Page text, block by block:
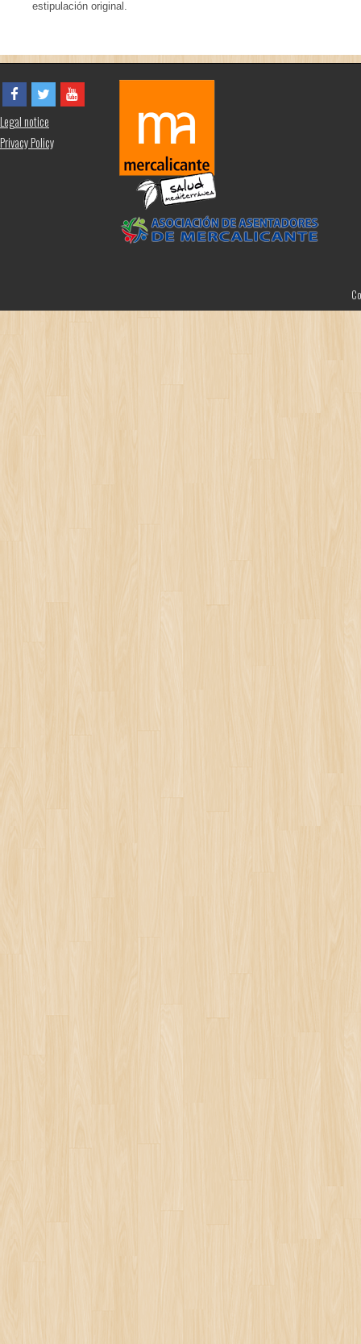
estipulación original.
Legal notice
Privacy Policy